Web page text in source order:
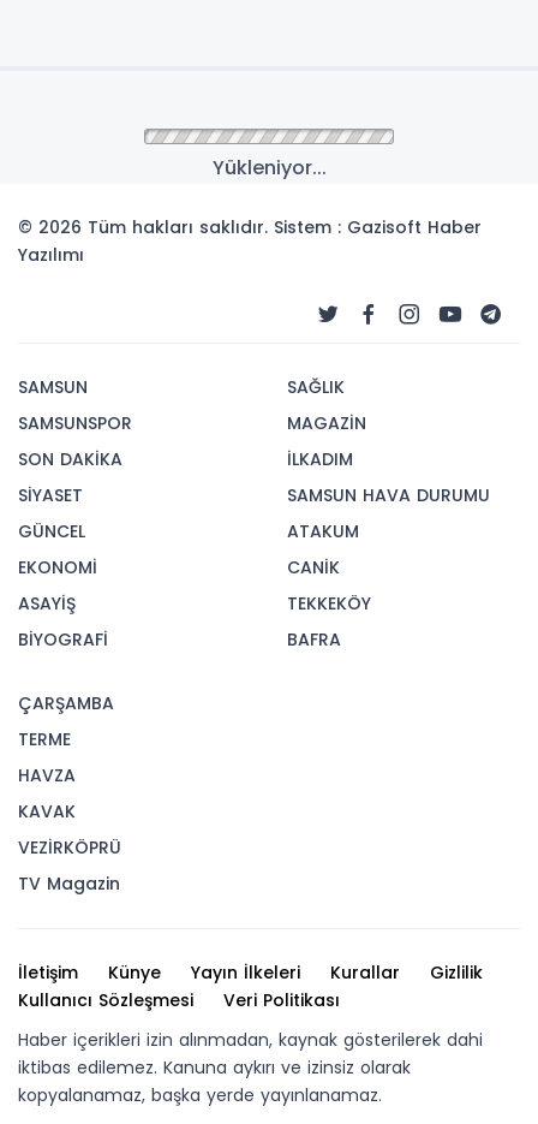
Yükleniyor...
© 2026 Tüm hakları saklıdır. Sistem : Gazisoft Haber
Yazılımı
SAMSUN
SAMSUNSPOR
SON DAKİKA
SİYASET
GÜNCEL
EKONOMİ
ASAYİŞ
BİYOGRAFİ
SAĞLIK
MAGAZİN
İLKADIM
SAMSUN HAVA DURUMU
ATAKUM
CANİK
TEKKEKÖY
BAFRA
ÇARŞAMBA
TERME
HAVZA
KAVAK
VEZİRKÖPRÜ
TV Magazin
İletişim Künye Yayın İlkeleri Kurallar
Gizlilik
Kullanıcı Sözleşmesi
Veri Politikası
Haber içerikleri izin alınmadan, kaynak gösterilerek dahi
iktibas edilemez. Kanuna aykırı ve izinsiz olarak
kopyalanamaz, başka yerde yayınlanamaz.